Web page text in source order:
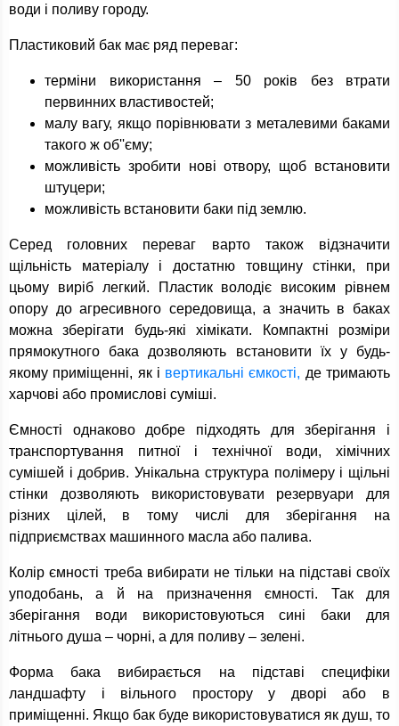
води і поливу городу.
Пластиковий бак має ряд переваг:
терміни використання – 50 років без втрати
первинних властивостей;
малу вагу, якщо порівнювати з металевими баками
такого ж об''єму;
можливість зробити нові отвору, щоб встановити
штуцери;
можливість встановити баки під землю.
Серед головних переваг варто також відзначити
щільність матеріалу і достатню товщину стінки, при
цьому виріб легкий. Пластик володіє високим рівнем
опору до агресивного середовища, а значить в баках
можна зберігати будь-які хімікати. Компактні розміри
прямокутного бака дозволяють встановити їх у будь-
якому приміщенні, як і вертикальні ємкості, де тримають
харчові або промислові суміші.
Ємності однаково добре підходять для зберігання і
транспортування питної і технічної води, хімічних
сумішей і добрив. Унікальна структура полімеру і щільні
стінки дозволяють використовувати резервуари для
різних цілей, в тому числі для зберігання на
підприємствах машинного масла або палива.
Колір ємності треба вибирати не тільки на підставі своїх
уподобань, а й на призначення ємності. Так для
зберігання води використовуються сині баки для
літнього душа – чорні, а для поливу – зелені.
Форма бака вибирається на підставі специфіки
ландшафту і вільного простору у дворі або в
приміщенні. Якщо бак буде використовуватися як душ, то